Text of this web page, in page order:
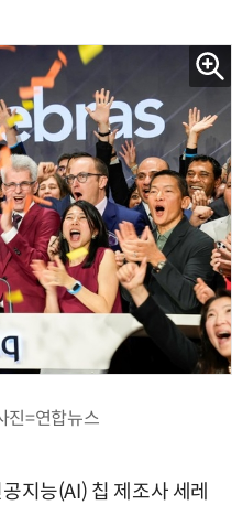
진=연합뉴스
지능(AI) 칩 제조사 세레